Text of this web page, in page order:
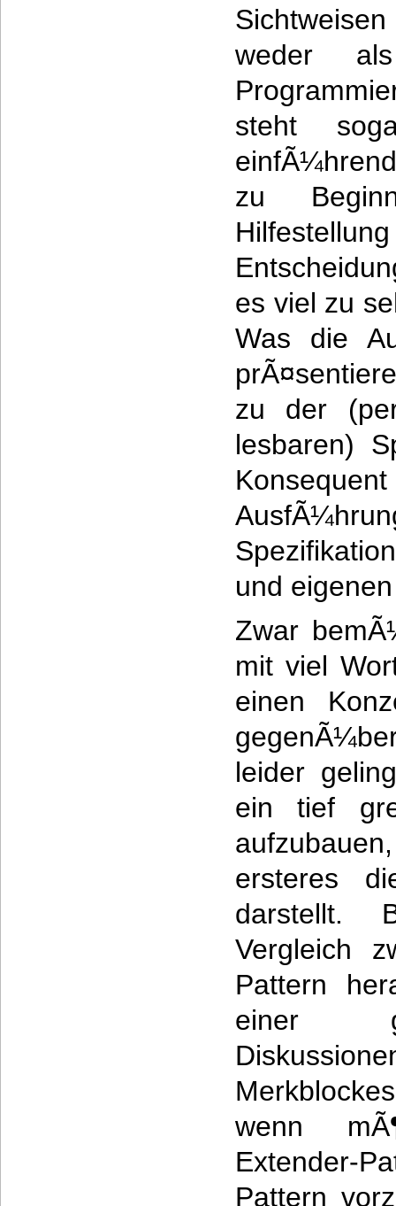
weder
steht
zu
es viel zu
Was die
zu der
lesbaren)
und
Zwar
mit viel
einen
leider
ein tief
ersteres
darstellt.
Vergleich
Pattern
einer
wenn
Extender-
Pattern